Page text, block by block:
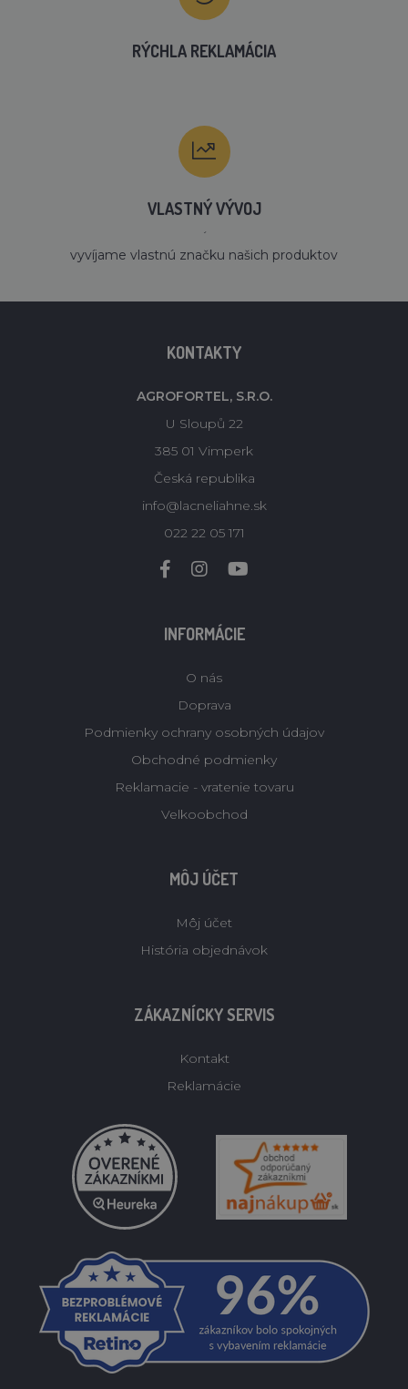
RÝCHLA REKLAMÁCIA
VLASTNÝ VÝVOJ
´
vyvíjame vlastnú značku našich produktov
KONTAKTY
AGROFORTEL, S.R.O.
U Sloupů 22
385 01 Vimperk
Česká republika
info@lacneliahne.sk
022 22 05 171
INFORMÁCIE
O nás
Doprava
Podmienky ochrany osobných údajov
Obchodné podmienky
Reklamacie - vratenie tovaru
Velkoobchod
MÔJ ÚČET
Môj účet
História objednávok
ZÁKAZNÍCKY SERVIS
Kontakt
Reklamácie